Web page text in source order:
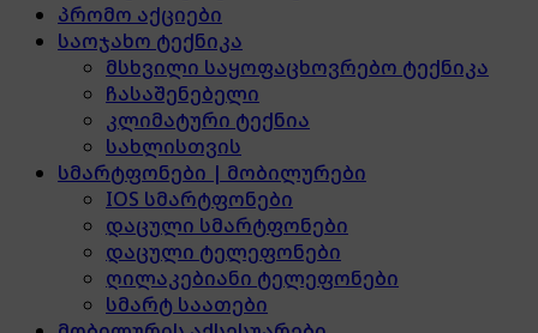
პრომო აქციები
საოჯახო ტექნიკა
მსხვილი საყოფაცხოვრებო ტექნიკა
ჩასაშენებელი
კლიმატური ტექნია
სახლისთვის
სმარტფონები | მობილურები
IOS სმარტფონები
დაცული სმარტფონები
დაცული ტელეფონები
ღილაკებიანი ტელეფონები
სმარტ საათები